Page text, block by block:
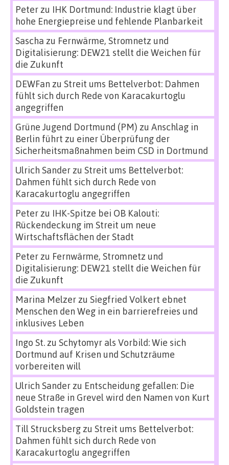
Peterzu IHK Dortmund: Industrie klagt über
hohe Energiepreise und fehlende Planbarkeit
Sascha zu Fernwärme, Stromnetz und
Digitalisierung: DEW21 stellt die Weichen für
die Zukunft
DEWFan zu Streit ums Bettelverbot: Dahmen
fühlt sich durch Rede von Karacakurtoglu
angegriffen
Grüne Jugend Dortmund (PM) zu Anschlag in
Berlin führt zu einer Überprüfung der
Sicherheitsmaßnahmen beim CSD in Dortmund
Ulrich Sanderzu Streit ums Bettelverbot:
Dahmen fühlt sich durch Rede von
Karacakurtoglu angegriffen
Peterzu IHK-Spitze bei OB Kalouti:
Rückendeckung im Streit um neue
Wirtschaftsflächen der Stadt
Peterzu Fernwärme, Stromnetz und
Digitalisierung: DEW21 stellt die Weichen für
die Zukunft
Marina Melzerzu Siegfried Volkert ebnet
Menschen den Weg in ein barrierefreies und
inklusives Leben
Ingo St.zu Schytomyr als Vorbild: Wie sich
Dortmund auf Krisen und Schutzräume
vorbereiten will
Ulrich Sanderzu Entscheidung gefallen: Die
neue Straße in Grevel wird den Namen von Kurt
Goldstein tragen
Till Strucksbergzu Streit ums Bettelverbot:
Dahmen fühlt sich durch Rede von
Karacakurtoglu angegriffen